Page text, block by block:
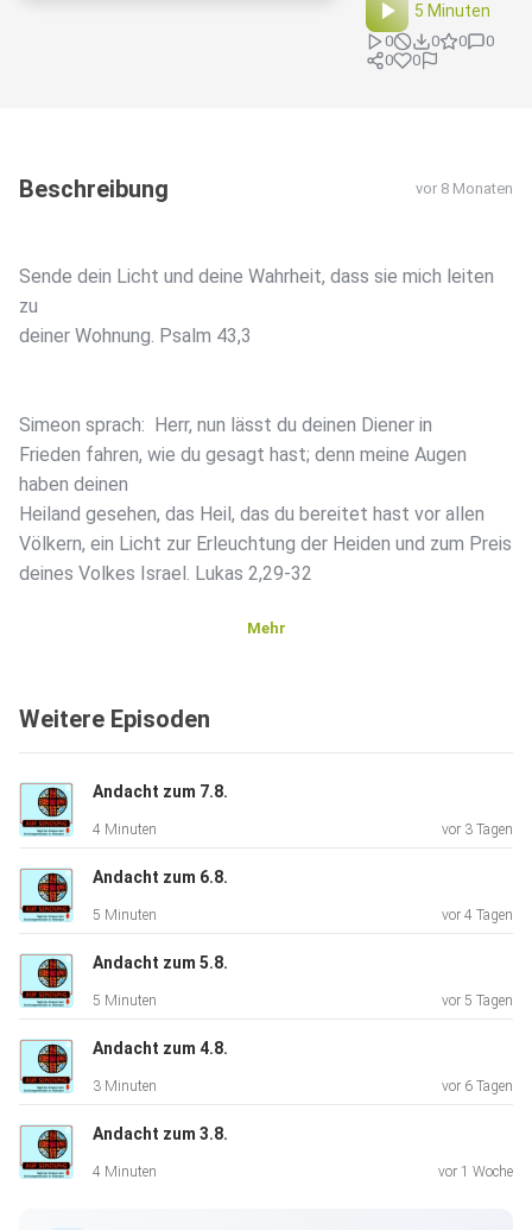
5 Minuten
0 0 0
0
0
0
Beschreibung vor 8 Monaten
Sende dein Licht und deine Wahrheit, dass sie mich leiten
zu
deiner Wohnung. Psalm 43,3
Simeon sprach: Herr, nun lässt du deinen Diener in
Frieden fahren, wie du gesagt hast; denn meine Augen
haben deinen
Heiland gesehen, das Heil, das du bereitet hast vor allen
Völkern, ein Licht zur Erleuchtung der Heiden und zum Preis
deines Volkes Israel. Lukas 2,29-32
Mehr
Weitere Episoden
Andacht zum 7.8.
4 Minuten vor 3 Tagen
Andacht zum 6.8.
5 Minuten vor 4 Tagen
Andacht zum 5.8.
5 Minuten vor 5 Tagen
Andacht zum 4.8.
3 Minuten vor 6 Tagen
Andacht zum 3.8.
4 Minuten vor 1 Woche